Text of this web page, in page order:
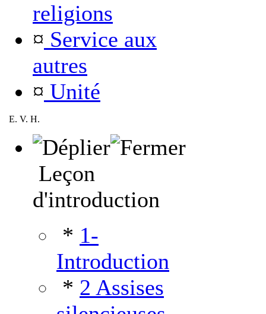
religions
¤ Service aux
autres
¤ Unité
E. V. H.
Leçon
d'introduction
* 1-
Introduction
* 2 Assises